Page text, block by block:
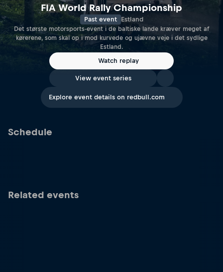
FIA World Rally Championship
Past event Estland
Det største motorsports-event i de baltiske lande kræver meget af
kørerene, som skal op i mod kurvede og ujævne veje i det sydlige
Estland.
Watch replay
View event series
Explore event details on redbull.com
Schedule
Related events